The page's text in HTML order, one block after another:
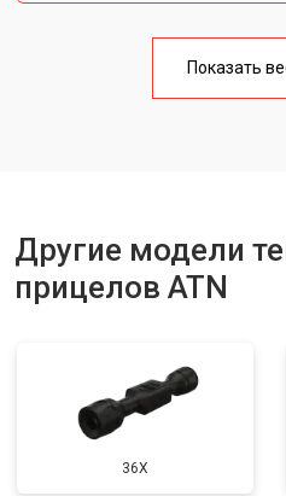
Показать
Другие модели
прицелов ATN
36X